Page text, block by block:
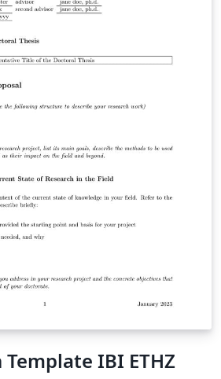
not be taken literally. We
IBI ETHZ